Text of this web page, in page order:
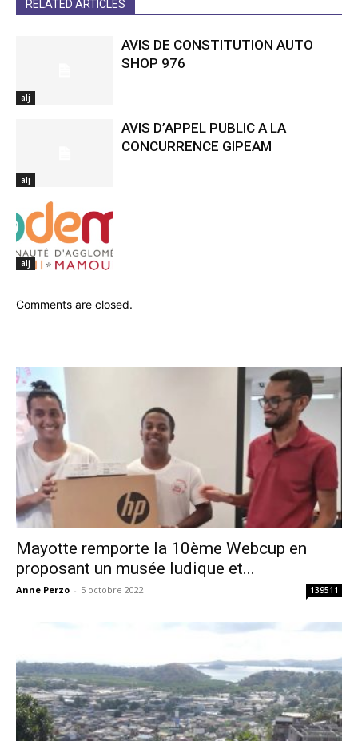
RELATED ARTICLES
alj
AVIS DE CONSTITUTION AUTO
SHOP 976
alj
AVIS D’APPEL PUBLIC A LA
CONCURRENCE GIPEAM
alj
Comments are closed.
Mayotte remporte la 10ème Webcup en
proposant un musée ludique et...
Anne Perzo - 5 octobre 2022 139511